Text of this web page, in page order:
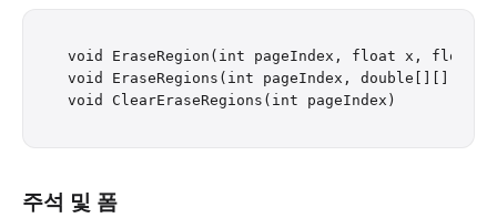
void EraseRegion(int pageIndex, float x,
void EraseRegions(int pageIndex, double[][]
주석 및 폼